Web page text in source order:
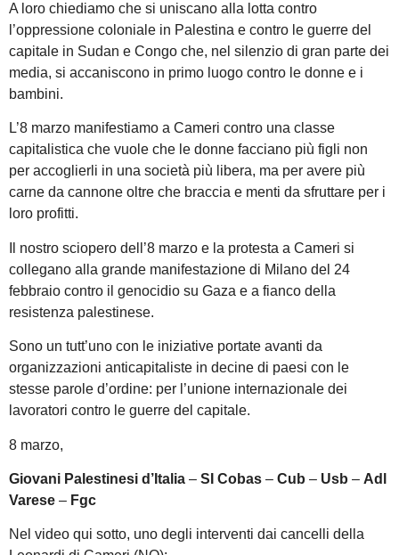
A loro chiediamo che si uniscano alla lotta contro
l’oppressione coloniale in Palestina e contro le guerre del
capitale in Sudan e Congo che, nel silenzio di gran parte dei
media, si accaniscono in primo luogo contro le donne e i
bambini.
L’8 marzo manifestiamo a Cameri contro una classe
capitalistica che vuole che le donne facciano più figli non
per accoglierli in una società più libera, ma per avere più
carne da cannone oltre che braccia e menti da sfruttare per i
loro profitti.
Il nostro sciopero dell’8 marzo e la protesta a Cameri si
collegano alla grande manifestazione di Milano del 24
febbraio contro il genocidio su Gaza e a fianco della
resistenza palestinese.
Sono un tutt’uno con le iniziative portate avanti da
organizzazioni anticapitaliste in decine di paesi con le
stesse parole d’ordine: per l’unione internazionale dei
lavoratori contro le guerre del capitale.
8 marzo,
Giovani Palestinesi d’Italia – SI Cobas – Cub – Usb – Adl
Varese – Fgc
Nel video qui sotto, uno degli interventi dai cancelli della